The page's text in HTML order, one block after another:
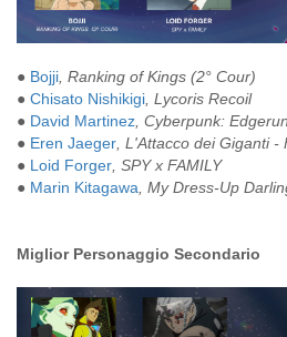
● Bojji, Ranking of Kings (2° Cour)
● Chisato Nishikigi, Lycoris Recoil
● David Martinez, Cyberpunk:
● Eren Jaeger, L'Attacco dei Giganti -
● Loid Forger, SPY x FAMILY
● Marin Kitagawa, My Dress-Up
Miglior Personaggio Secondario